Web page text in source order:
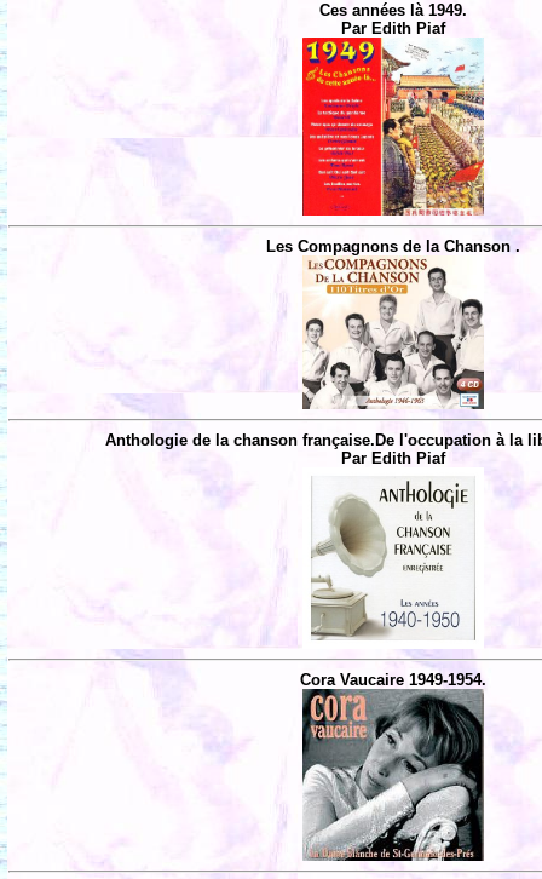
Ces années là 1949.
Par Edith Piaf
Les Compagnons de la Chanson .
Anthologie de la chanson française.De l'occupation à la
Par Edith Piaf
Cora Vaucaire 1949-1954.